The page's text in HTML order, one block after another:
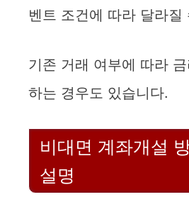
벤트 조건에 따라 달라질
기존 거래 여부에 따라
하는 경우도 있습니다.
비대면 계좌개설
설명